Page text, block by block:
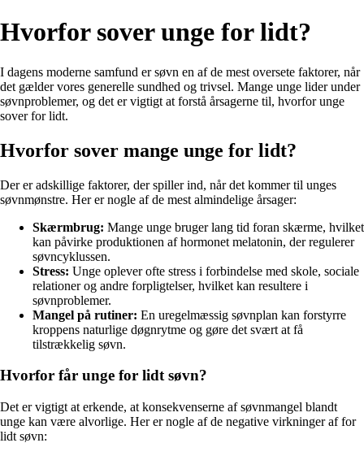
Hvorfor sover unge for lidt?
I dagens moderne samfund er søvn en af de mest oversete faktorer, når
det gælder vores generelle sundhed og trivsel. Mange unge lider under
søvnproblemer, og det er vigtigt at forstå årsagerne til, hvorfor unge
sover for lidt.
Hvorfor sover mange unge for lidt?
Der er adskillige faktorer, der spiller ind, når det kommer til unges
søvnmønstre. Her er nogle af de mest almindelige årsager:
Skærmbrug: Mange unge bruger lang tid foran skærme, hvilket
kan påvirke produktionen af hormonet melatonin, der regulerer
søvncyklussen.
Stress: Unge oplever ofte stress i forbindelse med skole, sociale
relationer og andre forpligtelser, hvilket kan resultere i
søvnproblemer.
Mangel på rutiner: En uregelmæssig søvnplan kan forstyrre
kroppens naturlige døgnrytme og gøre det svært at få
tilstrækkelig søvn.
Hvorfor får unge for lidt søvn?
Det er vigtigt at erkende, at konsekvenserne af søvnmangel blandt
unge kan være alvorlige. Her er nogle af de negative virkninger af for
lidt søvn: